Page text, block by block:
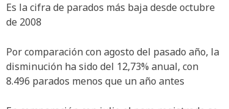
Es la cifra de parados más baja desde octubre
de 2008
Por comparación con agosto del pasado año, la
disminución ha sido del 12,73% anual, con
8.496 parados menos que un año antes